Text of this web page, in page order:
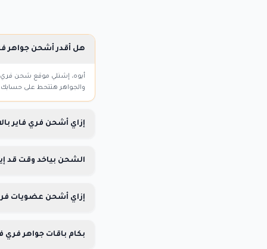
هل أقدر أشحن جواهر
والجواهر هتتحط على حسابك
إزاي أشحن فري فاير
الشحن بياخد وقت قد
إزاي أشحن عضويات
بكام باقات جواهر فري